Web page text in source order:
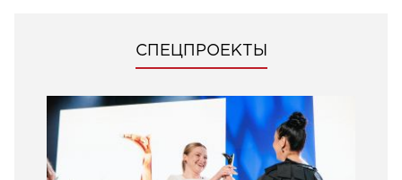
СПЕЦПРОЕКТЫ